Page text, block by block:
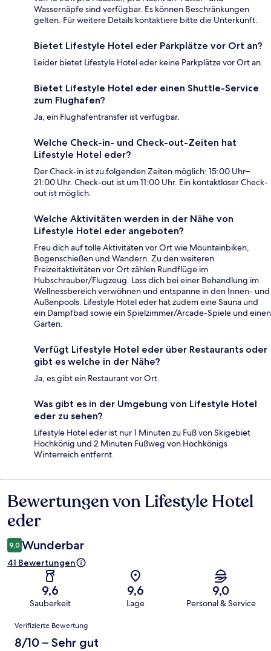
Wassernäpfe sind verfügbar. Es können Beschränkungen
gelten. Für weitere Details kontaktiere bitte die Unterkunft.
Bietet Lifestyle Hotel eder Parkplätze vor Ort an?
Leider bietet Lifestyle Hotel eder keine Parkplätze vor Ort an.
Bietet Lifestyle Hotel eder einen Shuttle-Service
zum Flughafen?
Ja, ein Flughafentransfer ist verfügbar.
Welche Check-in- und Check-out-Zeiten hat
Lifestyle Hotel eder?
Der Check-in ist zu folgenden Zeiten möglich: 15:00 Uhr–
21:00 Uhr. Check-out ist um 11:00 Uhr. Ein kontaktloser Check-
out ist möglich.
Welche Aktivitäten werden in der Nähe von
Lifestyle Hotel eder angeboten?
Freu dich auf tolle Aktivitäten vor Ort wie Mountainbiken,
Bogenschießen und Wandern. Zu den weiteren
Freizeitaktivitäten vor Ort zählen Rundflüge im
Hubschrauber/Flugzeug. Lass dich bei einer Behandlung im
Wellnessbereich verwöhnen und entspanne in den Innen- und
Außenpools. Lifestyle Hotel eder hat zudem eine Sauna und
ein Dampfbad sowie ein Spielzimmer/Arcade-Spiele und einen
Garten.
Verfügt Lifestyle Hotel eder über Restaurants oder
gibt es welche in der Nähe?
Ja, es gibt ein Restaurant vor Ort.
Was gibt es in der Umgebung von Lifestyle Hotel
eder zu sehen?
Lifestyle Hotel eder ist nur 1 Minuten zu Fuß von Skigebiet
Hochkönig und 2 Minuten Fußweg von Hochkönigs
Winterreich entfernt.
Bewertungen
Bewertungen von Lifestyle Hotel
eder
9,0 Wunderbar
41 Bewertungen
9,6
Sauberkeit
9,6
Lage
9,0
Personal & Service
Bewertungen
Verifizierte Bewertung
8/10 – Sehr gut